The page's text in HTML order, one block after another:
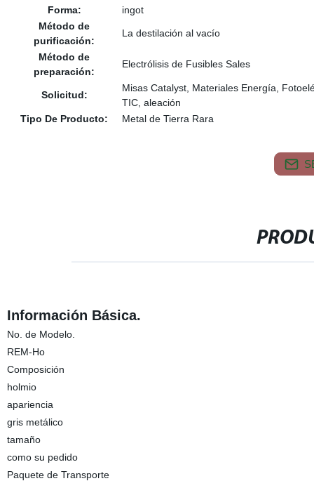
Forma:
ingot
Método de
purificación:
La destilación al vacío
Método de
preparación:
Electrólisis de Fusibles Sales
Solicitud:
Misas Catalyst, Materiales Energía,
TIC, aleación
Tipo De Producto:
Metal de Tierra Rara
Información Básica.
No. de Modelo.
REM-Ho
Composición
holmio
apariencia
gris metálico
tamaño
como su pedido
Paquete de Transporte